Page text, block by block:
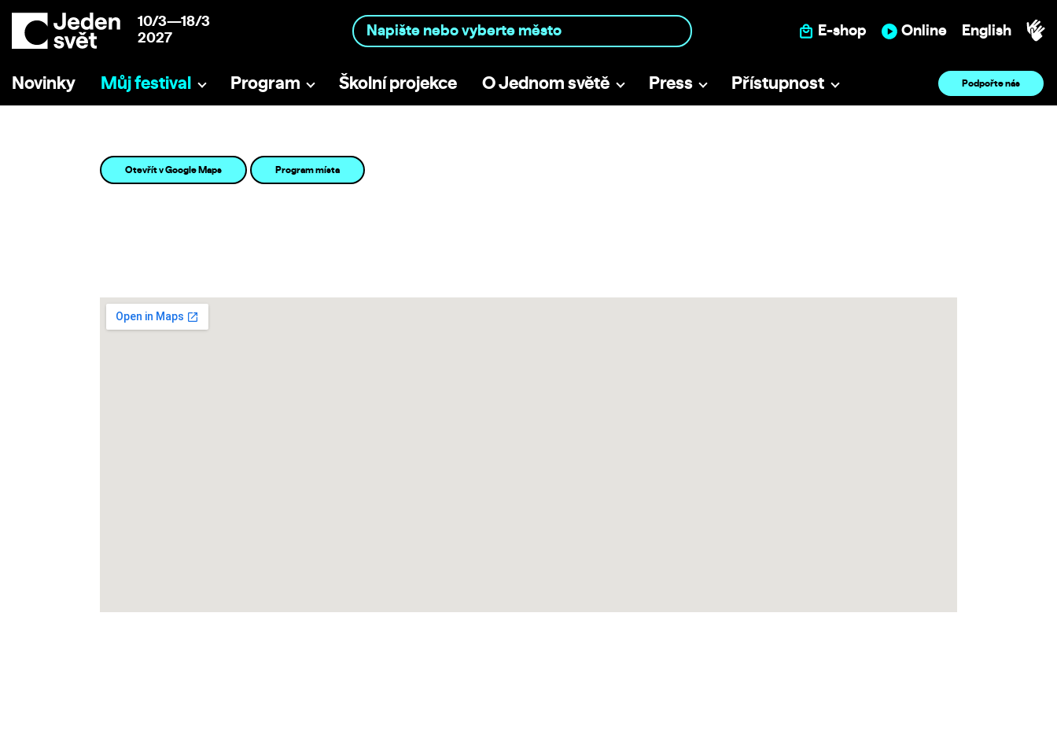
10/3—18/3
2027
E-shop Online English
Novinky Můj festival Program Školní projekce O Jednom světě Press Přístupnost Podpořte nás
Otevřít v Google Maps Program místa